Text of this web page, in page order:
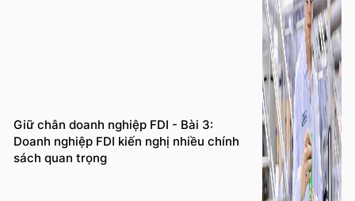
Giữ chân doanh nghiệp FDI - Bài 3:
Doanh nghiệp FDI kiến nghị nhiều chính
sách quan trọng